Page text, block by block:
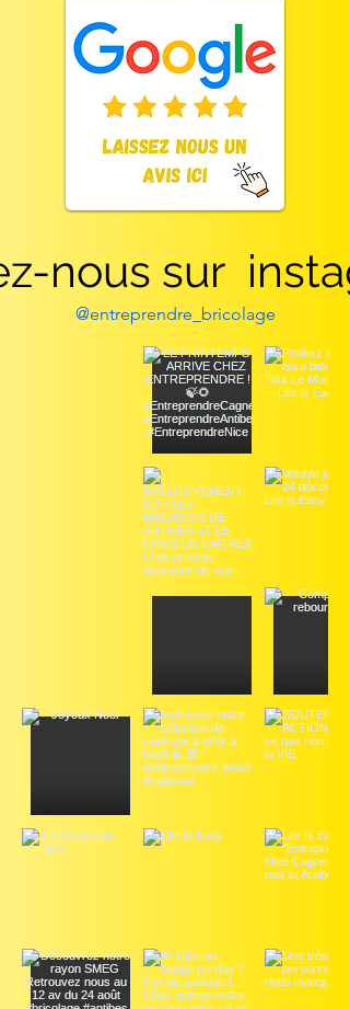
nous sur
@entreprendre_bricolage